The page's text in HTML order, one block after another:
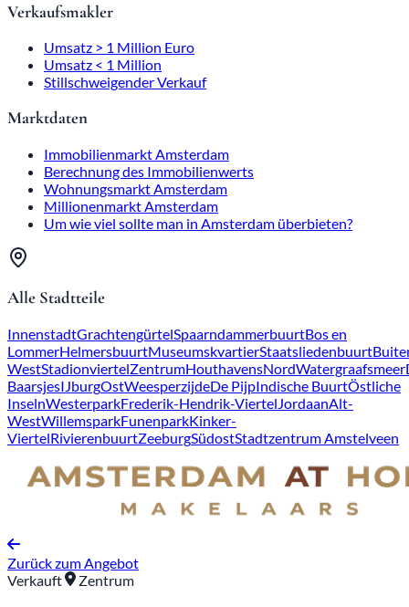
Verkaufsmakler
Umsatz > 1 Million Euro
Umsatz < 1 Million
Stillschweigender Verkauf
Marktdaten
Immobilienmarkt Amsterdam
Berechnung des Immobilienwerts
Wohnungsmarkt Amsterdam
Millionenmarkt Amsterdam
Um wie viel sollte man in Amsterdam überbieten?
Alle Stadtteile
InnenstadtGrachtengürtelSpaarndammerbuurtBos en
LommerHelmersbuurtMuseumskvartierStaatsliedenbuurt
WestStadionviertelZentrumHouthavensNordWatergraafsmeer
BaarsjesIJburgOstWeesperzijdeDe PijpIndische BuurtÖstliche
InselnWesterparkFrederik-Hendrik-ViertelJordaanAlt-
WestWillemsparkFunenparkKinker-
ViertelRivierenbuurtZeeburgSüdostStadtzentrum Amstelveen
Zurück zum Angebot
Verkauft
Zentrum